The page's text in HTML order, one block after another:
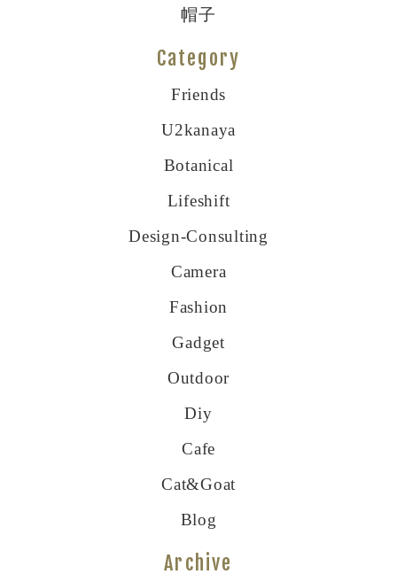
帽子
Category
Friends
U2kanaya
Botanical
Lifeshift
Design-Consulting
Camera
Fashion
Gadget
Outdoor
Diy
Cafe
Cat&goat
Blog
Archive